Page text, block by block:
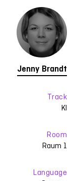
Jenny Brandt
Track
KI
Room
Raum 1
Language